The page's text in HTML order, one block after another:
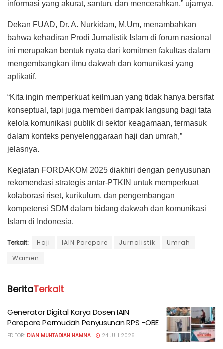
informasi yang akurat, santun, dan mencerahkan,” ujarnya.
Dekan FUAD, Dr. A. Nurkidam, M.Um, menambahkan
bahwa kehadiran Prodi Jurnalistik Islam di forum nasional
ini merupakan bentuk nyata dari komitmen fakultas dalam
mengembangkan ilmu dakwah dan komunikasi yang
aplikatif.
“Kita ingin memperkuat keilmuan yang tidak hanya bersifat
konseptual, tapi juga memberi dampak langsung bagi tata
kelola komunikasi publik di sektor keagamaan, termasuk
dalam konteks penyelenggaraan haji dan umrah,”
jelasnya.
Kegiatan FORDAKOM 2025 diakhiri dengan penyusunan
rekomendasi strategis antar-PTKIN untuk memperkuat
kolaborasi riset, kurikulum, dan pengembangan
kompetensi SDM dalam bidang dakwah dan komunikasi
Islam di Indonesia.
Terkait: Haji IAIN Parepare Jurnalistik
Umrah
Wamen
BeritaTerkait
Generator Digital Karya Dosen IAIN
Parepare Permudah Penyusunan RPS -OBE
EDITOR: DIAN MUHTADIAH HAMNA 24 JULI 2026